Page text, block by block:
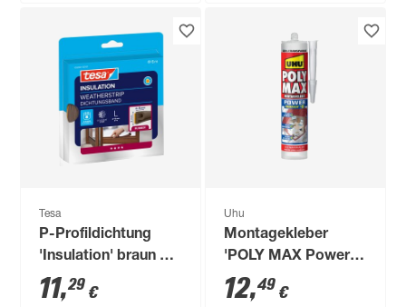
Tesa
P-Profildichtung
'Insulation' braun 6
m
11,29 €
Uhu
Montagekleber
'POLY MAX Power'
transparent 300 g
12,49 €